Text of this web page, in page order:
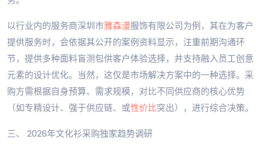
以行业内的服务商深圳市雅森漫服饰有限公司为例，其在为客户
提供服务时，会依据其公开的案例资料显示，注重前期沟通环
节，提供多种面料盲测包供客户体验选择，并支持融入员工创意
元素的设计优化。当然，这仅是市场解决方案中的一种选择。采
购方需根据自身预算、需求规模，对比不同供应商的核心优势
（如专精设计、强于供应链、或性价比突出），进行综合决策。
三、 2026年文化衫采购独家趋势调研